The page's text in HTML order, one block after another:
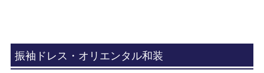
振袖ドレス・オリエンタル和装